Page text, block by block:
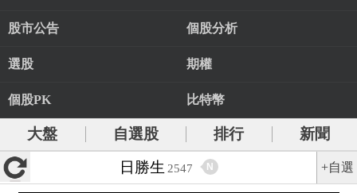
股市公告 個股分析
選股 期權
個股PK 比特幣
大盤 自選股 排行
新聞
日勝生 2547 N +自選